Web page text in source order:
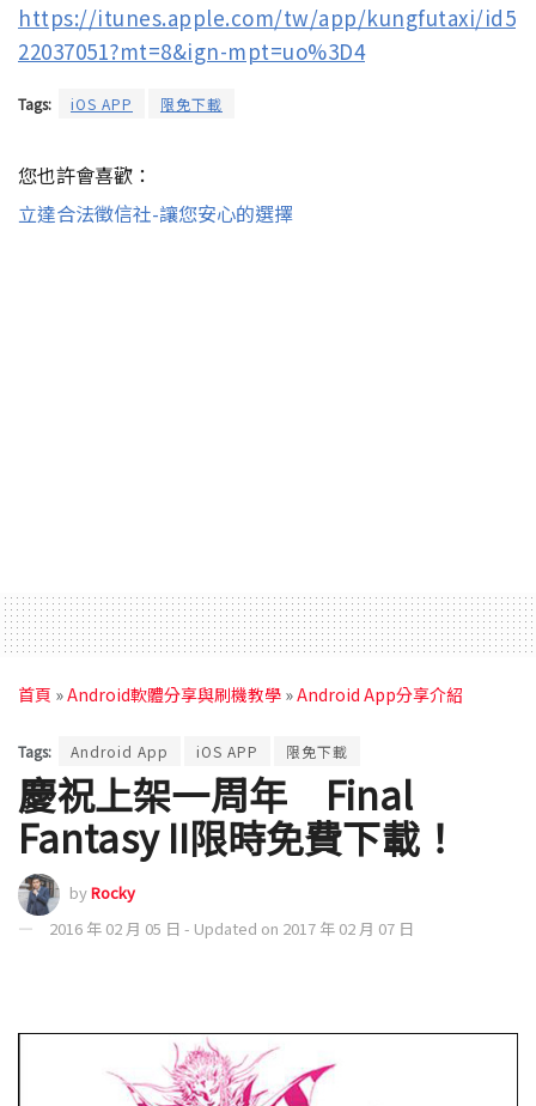
https://itunes.apple.com/tw/app/kungfutaxi/id5
22037051?mt=8&ign-mpt=uo%3D4
Tags: iOS APP 限免下載
您也許會喜歡：
立達合法徵信社-讓您安心的選擇
首頁 »Android軟體分享與刷機教學 »Android App分享介紹
Tags: Android App iOS APP 限免下載
慶祝上架一周年 Final
Fantasy II限時免費下載！
byRocky
2016 年 02 月 05 日 - Updated on 2017 年 02 月 07 日